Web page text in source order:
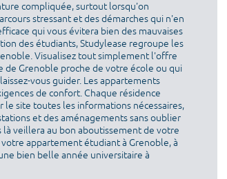
compliquée, surtout lorsqu'on
stressant et des démarches qui n'en
qui vous évitera bien des mauvaises
des étudiants, Studylease regroupe les
Visualisez tout simplement l'offre
de Grenoble proche de votre école ou qui
vous guider. Les appartements
de confort. Chaque résidence
site toutes les informations nécessaires,
et des aménagements sans oublier
là veillera au bon aboutissement de votre
appartement étudiant à Grenoble, à
bien belle année universitaire à